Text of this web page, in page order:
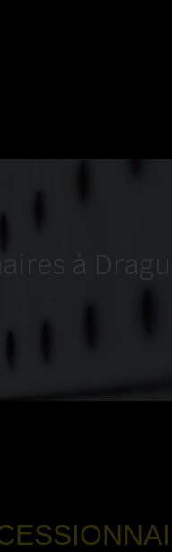
à